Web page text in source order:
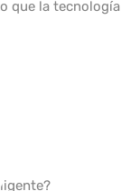
que la